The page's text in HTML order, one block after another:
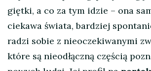
giętki, a co za tym idzie – ona
ciekawa świata, bardziej
radzi sobie z nieoczekiwanymi
które są nieodłączną częścią